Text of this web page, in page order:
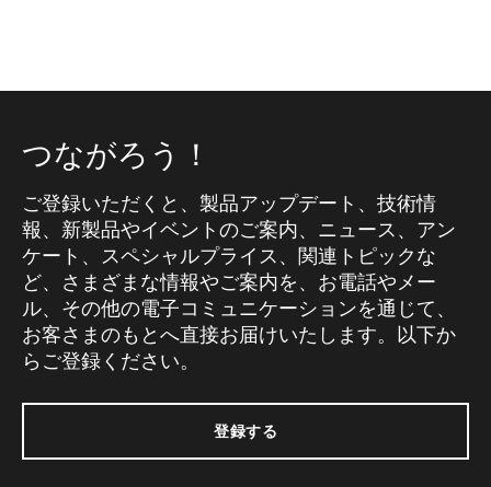
つながろう！
ご登録いただくと、製品アップデート、技術情
報、新製品やイベントのご案内、ニュース、アン
ケート、スペシャルプライス、関連トピックな
ど、さまざまな情報やご案内を、お電話やメー
ル、その他の電子コミュニケーションを通じて、
お客さまのもとへ直接お届けいたします。以下か
らご登録ください。
登録する